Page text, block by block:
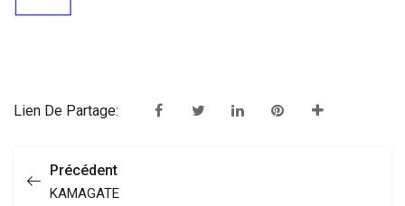
Lien De Partage:
Précédent
KAMAGATE